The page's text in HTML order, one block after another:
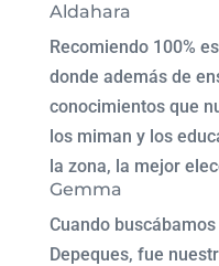
Aldahara
Recomiendo 100%
donde además de
conocimientos que
los miman y los
la zona, la mejor
Gemma
Cuando
Depeques, fue